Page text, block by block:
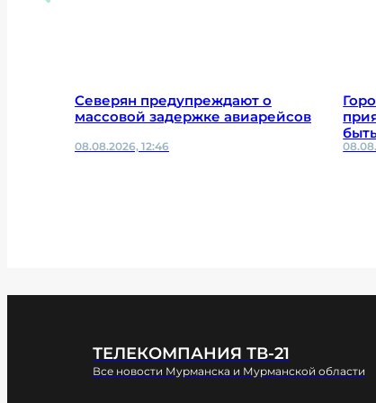
Северян предупреждают о
массовой задержке авиарейсов
08.08.2026, 12:46
ТЕЛЕКОМПАНИЯ ТВ-21
Все новости Мурманска и Мурманской области